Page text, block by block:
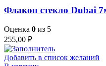
Флакон стекло Dubai
Оценка 0 из 5
255,00 ₽
Добавить в список желаний